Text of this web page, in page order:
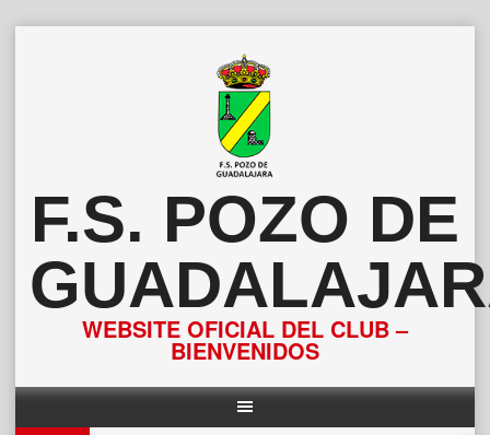
F.S. POZO DE
WEBSITE OFICIAL DEL CLUB –
BIENVENIDOS